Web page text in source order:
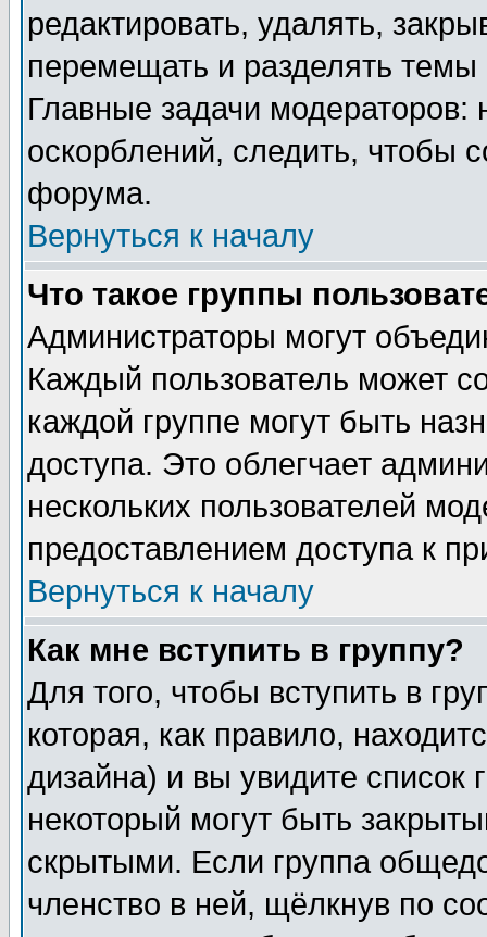
редактировать, удалять,
перемещать и разделять
Главные задачи
оскорблений, следить, чтобы
форума.
Вернуться к началу
Что такое группы
Администраторы могут
Каждый пользователь может
каждой группе могут быть
доступа. Это облегчает
нескольких пользователей
предоставлением доступа к
Вернуться к началу
Как мне вступить в группу?
Для того, чтобы вступить в
которая, как правило,
дизайна) и вы увидите список
некоторый могут быть
скрытыми. Если группа
членство в ней, щёлкнув по